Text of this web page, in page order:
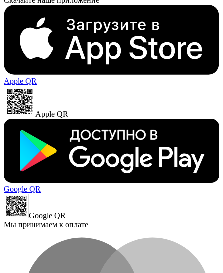
Apple QR
Apple QR
Google QR
Google QR
Мы принимаем к оплате